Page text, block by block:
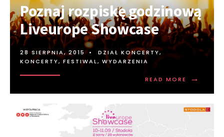
Poznaj rozpiskę godzinową
Liveurope Showcase
28 SIERPNIA, 2015 • DZIAŁ KONCERTY,
KONCERTY, FESTIWAL, WYDARZENIA
READ MORE →